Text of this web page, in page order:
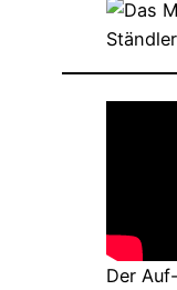
Der